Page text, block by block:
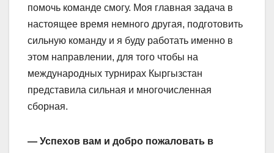
помочь команде смогу. Моя главная задача в
настоящее время немного другая, подготовить
сильную команду и я буду работать именно в
этом направлении, для того чтобы на
международных турнирах Кыргызстан
представила сильная и многочисленная
сборная.
— Успехов вам и добро пожаловать в